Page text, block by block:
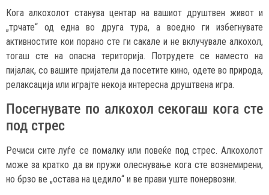
Кога алкохолот станува центар на вашиот друштвен живот и
„трчате“ од една во друга тура, а воедно ги избегнувате
активностите кои порано сте ги сакале и не вклучувале алкохол,
тогаш сте на опасна територија. Потрудете се наместо на
пијалак, со вашите пријатели да посетите кино, одете во природа,
релаксација или играјте некоја интересна друштвена игра.
Посегнувате по алкохол секогаш кога сте
под стрес
Речиси сите луѓе се помалку или повеќе под стрес. Алкохолот
може за кратко да ви пружи олеснување кога сте вознемирени,
но брзо ве „остава на цедило“ и ве прави уште понервозни.